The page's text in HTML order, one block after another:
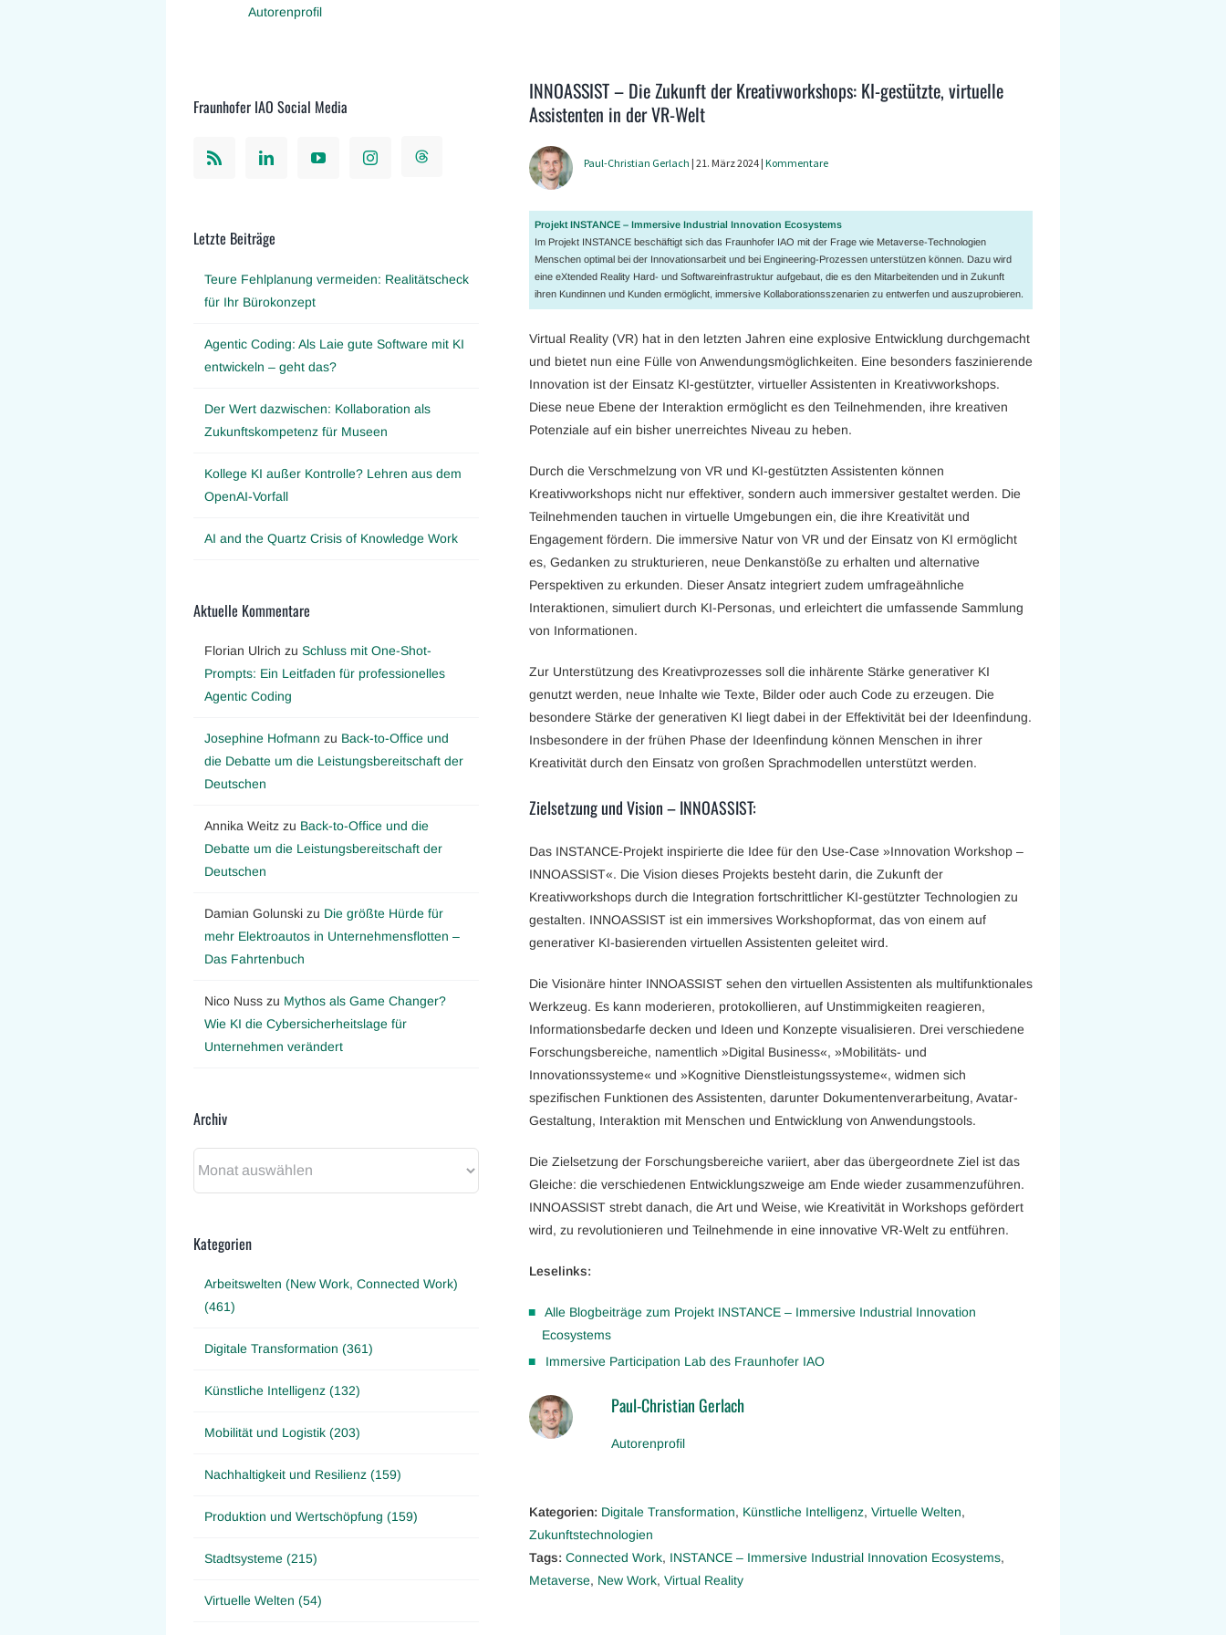
Autorenprofil
INNOASSIST – Die Zukunft der Kreativworkshops: KI-gestützte, virtuelle
Assistenten in der VR-Welt
Paul-Christian Gerlach | 21. März 2024 | Kommentare
Projekt INSTANCE – Immersive Industrial Innovation Ecosystems
Im Projekt INSTANCE beschäftigt sich das Fraunhofer IAO mit der Frage wie Metaverse-Technologien
Menschen optimal bei der Innovationsarbeit und bei Engineering-Prozessen unterstützen können. Dazu wird
eine eXtended Reality Hard- und Softwareinfrastruktur aufgebaut, die es den Mitarbeitenden und in Zukunft
ihren Kundinnen und Kunden ermöglicht, immersive Kollaborationsszenarien zu entwerfen und auszuprobieren.
Virtual Reality (VR) hat in den letzten Jahren eine explosive Entwicklung durchgemacht
und bietet nun eine Fülle von Anwendungsmöglichkeiten. Eine besonders faszinierende
Innovation ist der Einsatz KI-gestützter, virtueller Assistenten in Kreativworkshops.
Diese neue Ebene der Interaktion ermöglicht es den Teilnehmenden, ihre kreativen
Potenziale auf ein bisher unerreichtes Niveau zu heben.
Durch die Verschmelzung von VR und KI-gestützten Assistenten können
Kreativworkshops nicht nur effektiver, sondern auch immersiver gestaltet werden. Die
Teilnehmenden tauchen in virtuelle Umgebungen ein, die ihre Kreativität und
Engagement fördern. Die immersive Natur von VR und der Einsatz von KI ermöglicht
es, Gedanken zu strukturieren, neue Denkanstöße zu erhalten und alternative
Perspektiven zu erkunden. Dieser Ansatz integriert zudem umfrageähnliche
Interaktionen, simuliert durch KI-Personas, und erleichtert die umfassende Sammlung
von Informationen.
Zur Unterstützung des Kreativprozesses soll die inhärente Stärke generativer KI
genutzt werden, neue Inhalte wie Texte, Bilder oder auch Code zu erzeugen. Die
besondere Stärke der generativen KI liegt dabei in der Effektivität bei der Ideenfindung.
Insbesondere in der frühen Phase der Ideenfindung können Menschen in ihrer
Kreativität durch den Einsatz von großen Sprachmodellen unterstützt werden.
Zielsetzung und Vision – INNOASSIST:
Das INSTANCE-Projekt inspirierte die Idee für den Use-Case »Innovation Workshop –
INNOASSIST«. Die Vision dieses Projekts besteht darin, die Zukunft der
Kreativworkshops durch die Integration fortschrittlicher KI-gestützter Technologien zu
gestalten. INNOASSIST ist ein immersives Workshopformat, das von einem auf
generativer KI-basierenden virtuellen Assistenten geleitet wird.
Die Visionäre hinter INNOASSIST sehen den virtuellen Assistenten als multifunktionales
Werkzeug. Es kann moderieren, protokollieren, auf Unstimmigkeiten reagieren,
Informationsbedarfe decken und Ideen und Konzepte visualisieren. Drei verschiedene
Forschungsbereiche, namentlich »Digital Business«, »Mobilitäts- und
Innovationssysteme« und »Kognitive Dienstleistungssysteme«, widmen sich
spezifischen Funktionen des Assistenten, darunter Dokumentenverarbeitung, Avatar-
Gestaltung, Interaktion mit Menschen und Entwicklung von Anwendungstools.
Die Zielsetzung der Forschungsbereiche variiert, aber das übergeordnete Ziel ist das
Gleiche: die verschiedenen Entwicklungszweige am Ende wieder zusammenzuführen.
INNOASSIST strebt danach, die Art und Weise, wie Kreativität in Workshops gefördert
wird, zu revolutionieren und Teilnehmende in eine innovative VR-Welt zu entführen.
Leselinks:
Alle Blogbeiträge zum Projekt INSTANCE – Immersive Industrial Innovation
Ecosystems
Immersive Participation Lab des Fraunhofer IAO
Paul-Christian Gerlach
Autorenprofil
Kategorien: Digitale Transformation, Künstliche Intelligenz, Virtuelle Welten,
Zukunftstechnologien
Tags: Connected Work, INSTANCE – Immersive Industrial Innovation Ecosystems,
Metaverse, New Work, Virtual Reality
Fraunhofer IAO Social Media
Letzte Beiträge
Teure Fehlplanung vermeiden: Realitätscheck
für Ihr Bürokonzept
Agentic Coding: Als Laie gute Software mit KI
entwickeln – geht das?
Der Wert dazwischen: Kollaboration als
Zukunftskompetenz für Museen
Kollege KI außer Kontrolle? Lehren aus dem
OpenAI-Vorfall
AI and the Quartz Crisis of Knowledge Work
Aktuelle Kommentare
Florian Ulrich zu Schluss mit One-Shot-
Prompts: Ein Leitfaden für professionelles
Agentic Coding
Josephine Hofmann zu Back-to-Office und
die Debatte um die Leistungsbereitschaft der
Deutschen
Annika Weitz zu Back-to-Office und die
Debatte um die Leistungsbereitschaft der
Deutschen
Damian Golunski zu Die größte Hürde für
mehr Elektroautos in Unternehmensflotten –
Das Fahrtenbuch
Nico Nuss zu Mythos als Game Changer?
Wie KI die Cybersicherheitslage für
Unternehmen verändert
Archiv
Kategorien
Arbeitswelten (New Work, Connected Work)
(461)
Digitale Transformation (361)
Künstliche Intelligenz (132)
Mobilität und Logistik (203)
Nachhaltigkeit und Resilienz (159)
Produktion und Wertschöpfung (159)
Stadtsysteme (215)
Virtuelle Welten (54)